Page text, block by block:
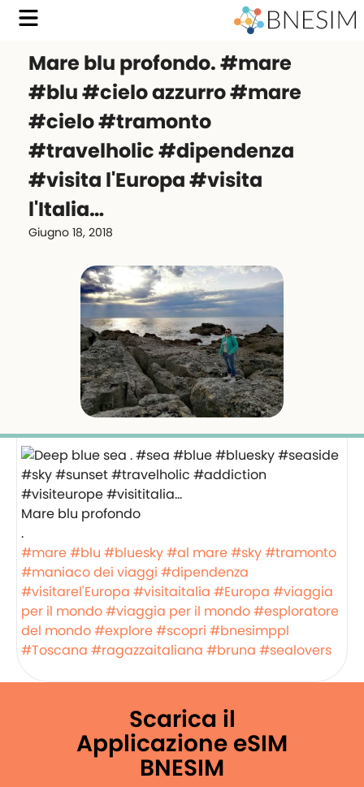
Mare blu profondo. #mare
#blu #cielo azzurro #mare
#cielo #tramonto
#travelholic #dipendenza
#visita l'Europa #visita
l'Italia…
Giugno 18, 2018
Mare blu profondo
.
#mare#blu #bluesky#al mare#sky#tramonto
#maniaco dei viaggi #dipendenza
#visitarel'Europa #visitaitalia #Europa #viaggia
per il mondo#viaggia per il mondo#esploratore
del mondo#explore#scopri #bnesimppl
#Toscana #ragazzaitaliana #bruna #sealovers
Scarica il
Applicazione eSIM
BNESIM